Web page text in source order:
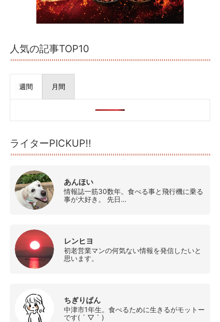
人気の記事TOP10
週間 月間
ライターPICKUP!!
あんほい
情報誌一筋30数年。食べる事と飛行機に乗る
事が大好き。 先日…
レンヒヨ
初老営業マンの何気ない情報を発信したいと
思います。
ちぎりぱん
中津市1年生。食べるために生きるがモットー
です( ´ ▽ ` )